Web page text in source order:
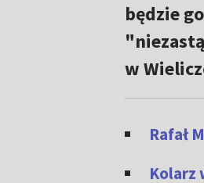
będzie
w
Rafał
Kolarz